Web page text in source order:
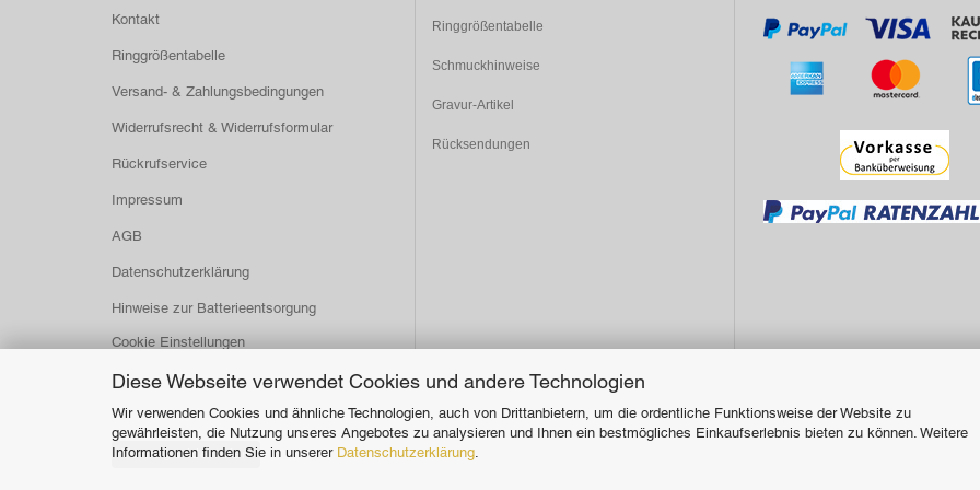
Diese Webseite verwendet Cookies und andere Technologien
Wir verwenden Cookies und ähnliche Technologien, auch von Drittanbietern, um die ordentliche Funktionsweise der Website zu
gewährleisten, die Nutzung unseres Angebotes zu analysieren und Ihnen ein bestmögliches Einkaufserlebnis bieten zu können. Weitere
Informationen finden Sie in unserer Datenschutzerklärung
Kontakt
Ringgrößentabelle
Versand- & Zahlungsbedingungen
Widerrufsrecht & Widerrufsformular
Rückrufservice
Impressum
AGB
Datenschutzerklärung
Hinweise zur Batterieentsorgung
Cookie Einstellungen
Ringgrößentabelle
Schmuckhinweise
Gravur-Artikel
Rücksendungen
Vertrag widerrufen